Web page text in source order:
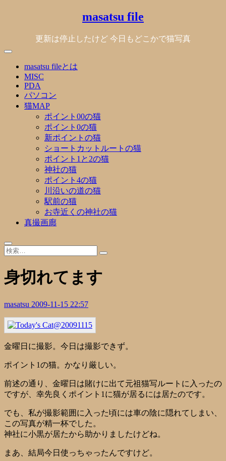
masatsu file
更新は停止したけど 今日もどこかで猫写真
masatsu fileとは
MISC
PDA
パソコン
猫MAP
ポイント00の猫
ポイント0の猫
新ポイントの猫
ショートカットルートの猫
ポイント1と2の猫
神社の猫
ポイント4の猫
川沿いの道の猫
駅前の猫
お寺近くの神社の猫
真撮画廊
身切れてます
masatsu 2009-11-15 22:57
金曜日に撮影。今日は撮影できず。
ポイント1の猫。かなり厳しい。
前述の通り、金曜日は賭けに出て元祖猫写ルートに入ったの
ですが、幸先良くポイント1に猫が居るには居たのです。
でも、私が撮影範囲に入った頃には車の陰に隠れてしまい、
この写真が精一杯でした。
神社に小黒が居たから助かりましたけどね。
まあ、結局今日使っちゃったんですけど。